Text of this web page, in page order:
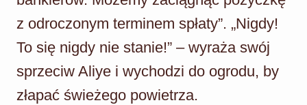
z odroczonym terminem spłaty”. „Nigdy!
To się nigdy nie stanie!” – wyraża swój
sprzeciw Aliye i wychodzi do ogrodu, by
złapać świeżego powietrza.